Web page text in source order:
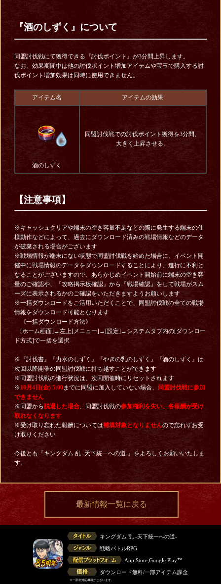
『酒のしずく』について
同盟討伐戦にて獲得できる『討伐ポイント』が3分間上昇します。
なお、効果期間中は他の討伐ポイント増加アイテムや宝玉で購入する討
伐ポイント増加効果は同時に使用できません。
アイテム名 アイテムの効果
酒のしずく
同盟討伐戦での討伐ポイント獲得を3分間、
大きく上昇させる。
【注意事項】
※キャッシュクリアや端末の空き容量不足などの際に発生する端末の仕
様動作などによって、過去にダウンロード済みの戦場情報などのデータ
が破棄される場合がございます
※戦場情報が端末にない状態で同盟討伐戦を始めた場合に、イベント開
催中に戦場情報のデータをダウンロードすることにより、進行に不利と
なることがございますので、あらかじめイベント開始前に端末の空き容
量のご確認や、『攻略掲示板確認』から『戦場確認』をして戦場がスム
ーズに表示されるかのご確認をいただきますようお願いします
※一括ダウンロードをご活用いただくことで、同盟討伐戦の全ての戦場
情報をダウンロード可能となります
《一括ダウンロード方法》
[ホーム画面]→左上[メニュー]→[設定]→システムタブ内の[ダウンロー
ド方式]で一括を選択
※『討伐書』『力水のしずく』『やぎの乳のしずく』『酒のしずく』は
次回以降開催の同盟討伐戦に持ち越すことができます
※同盟討伐戦の進行状況は、次回開催時にリセットされます
※10月4日 (金) 5:00までに同盟に加入していない場合、
同盟討伐戦に参加
できません
※同盟から脱退した場合、同盟討伐戦の参加権利を失い、各報酬が受け
取れなくなります
※受け取り忘れた報酬については補填対象となりませんので忘れずお受
け取りください
今後とも『キングダム 乱 -天下統一への道-』をよろしくお願いいたしま
す。
最新情報一覧に戻る
キングダム 乱 -天下統一への道-
戦略バトルRPG
App Store,Google Play™
ダウンロード無料/一部アイテム課金
※一部非対応機種がございます。